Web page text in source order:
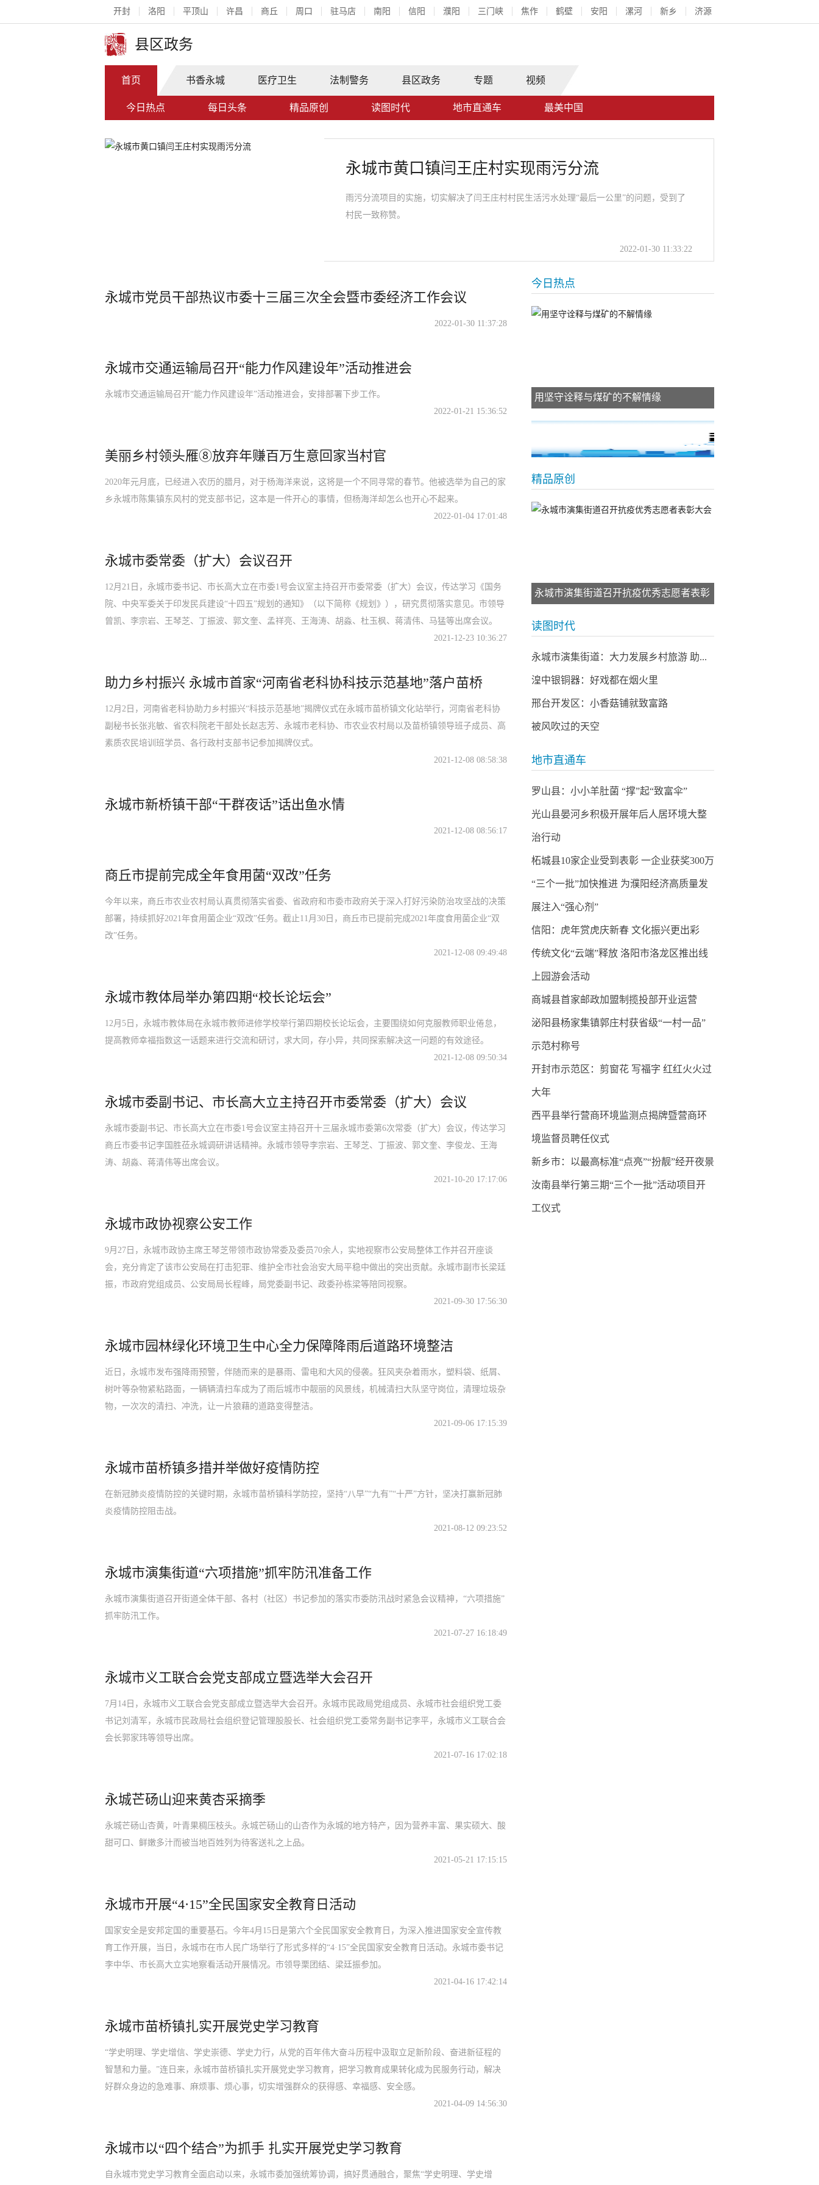
开封 洛阳 平顶山 许昌 商丘 周口 驻马店 南阳 信阳 濮阳 三门峡 焦作 鹤壁 安阳 漯河 新乡 济源
县区政务
首页 书香永城 医疗卫生 法制警务 县区政务 专题 视频
今日热点 每日头条 精品原创 读图时代 地市直通车 最美中国
永城市黄口镇闫王庄村实现雨污分流
雨污分流项目的实施，切实解决了闫王庄村村民生活污水处理“最后一公里”的问题，受到了
村民一致称赞。
2022-01-30 11:33:22
永城市党员干部热议市委十三届三次全会暨市委经济工作会议
2022-01-30 11:37:28
永城市交通运输局召开“能力作风建设年”活动推进会
永城市交通运输局召开“能力作风建设年”活动推进会，安排部署下步工作。
2022-01-21 15:36:52
美丽乡村领头雁⑧放弃年赚百万生意回家当村官
2020年元月底，已经进入农历的腊月，对于杨海洋来说，这将是一个不同寻常的春节。他被选举为自己的家
乡永城市陈集镇东风村的党支部书记，这本是一件开心的事情，但杨海洋却怎么也开心不起来。
2022-01-04 17:01:48
永城市委常委（扩大）会议召开
12月21日，永城市委书记、市长高大立在市委1号会议室主持召开市委常委（扩大）会议，传达学习《国务
院、中央军委关于印发民兵建设“十四五”规划的通知》（以下简称《规划》），研究贯彻落实意见。市领导
曾凯、李宗岩、王琴芝、丁振波、郭文奎、孟祥亮、王海涛、胡淼、杜玉枫、蒋清伟、马猛等出席会议。
2021-12-23 10:36:27
助力乡村振兴 永城市首家“河南省老科协科技示范基地”落户苗桥
12月2日，河南省老科协助力乡村振兴“科技示范基地”揭牌仪式在永城市苗桥镇文化站举行，河南省老科协
副秘书长张兆敏、省农科院老干部处长赵志芳、永城市老科协、市农业农村局以及苗桥镇领导班子成员、高
素质农民培训班学员、各行政村支部书记参加揭牌仪式。
2021-12-08 08:58:38
永城市新桥镇干部“干群夜话”话出鱼水情
2021-12-08 08:56:17
商丘市提前完成全年食用菌“双改”任务
今年以来，商丘市农业农村局认真贯彻落实省委、省政府和市委市政府关于深入打好污染防治攻坚战的决策
部署，持续抓好2021年食用菌企业“双改”任务。截止11月30日，商丘市已提前完成2021年度食用菌企业“双
改”任务。
2021-12-08 09:49:48
永城市教体局举办第四期“校长论坛会”
12月5日，永城市教体局在永城市教师进修学校举行第四期校长论坛会，主要围绕如何克服教师职业倦怠，
提高教师幸福指数这一话题来进行交流和研讨，求大同，存小异，共同探索解决这一问题的有效途径。
2021-12-08 09:50:34
永城市委副书记、市长高大立主持召开市委常委（扩大）会议
永城市委副书记、市长高大立在市委1号会议室主持召开十三届永城市委第6次常委（扩大）会议，传达学习
商丘市委书记李国胜莅永城调研讲话精神。永城市领导李宗岩、王琴芝、丁振波、郭文奎、李俊龙、王海
涛、胡淼、蒋清伟等出席会议。
2021-10-20 17:17:06
永城市政协视察公安工作
9月27日，永城市政协主席王琴芝带领市政协常委及委员70余人，实地视察市公安局整体工作并召开座谈
会，充分肯定了该市公安局在打击犯罪、维护全市社会治安大局平稳中做出的突出贡献。永城市副市长梁廷
振，市政府党组成员、公安局局长程峰，局党委副书记、政委孙栋梁等陪同视察。
2021-09-30 17:56:30
永城市园林绿化环境卫生中心全力保障降雨后道路环境整洁
近日，永城市发布强降雨预警，伴随而来的是暴雨、雷电和大风的侵袭。狂风夹杂着雨水，塑料袋、纸屑、
树叶等杂物紧粘路面，一辆辆清扫车成为了雨后城市中靓丽的风景线，机械清扫大队坚守岗位，清理垃圾杂
物，一次次的清扫、冲洗，让一片狼藉的道路变得整洁。
2021-09-06 17:15:39
永城市苗桥镇多措并举做好疫情防控
在新冠肺炎疫情防控的关键时期，永城市苗桥镇科学防控，坚持“八早”“九有”“十严”方针，坚决打赢新冠肺
炎疫情防控阻击战。
2021-08-12 09:23:52
永城市演集街道“六项措施”抓牢防汛准备工作
永城市演集街道召开街道全体干部、各村（社区）书记参加的落实市委防汛战时紧急会议精神，“六项措施”
抓牢防汛工作。
2021-07-27 16:18:49
永城市义工联合会党支部成立暨选举大会召开
7月14日，永城市义工联合会党支部成立暨选举大会召开。永城市民政局党组成员、永城市社会组织党工委
书记刘清军，永城市民政局社会组织登记管理股股长、社会组织党工委常务副书记李平，永城市义工联合会
会长郭家玮等领导出席。
2021-07-16 17:02:18
永城芒砀山迎来黄杏采摘季
永城芒砀山杏黄，叶青果稠压枝头。永城芒砀山的山杏作为永城的地方特产，因为营养丰富、果实硕大、酸
甜可口、鲜嫩多汁而被当地百姓列为待客送礼之上品。
2021-05-21 17:15:15
永城市开展“4·15”全民国家安全教育日活动
国家安全是安邦定国的重要基石。今年4月15日是第六个全民国家安全教育日，为深入推进国家安全宣传教
育工作开展，当日，永城市在市人民广场举行了形式多样的“4·15”全民国家安全教育日活动。永城市委书记
李中华、市长高大立实地察看活动开展情况。市领导栗团结、梁廷振参加。
2021-04-16 17:42:14
永城市苗桥镇扎实开展党史学习教育
“学史明理、学史增信、学史崇德、学史力行，从党的百年伟大奋斗历程中汲取立足新阶段、奋进新征程的
智慧和力量。”连日来，永城市苗桥镇扎实开展党史学习教育，把学习教育成果转化成为民服务行动，解决
好群众身边的急难事、麻烦事、烦心事，切实增强群众的获得感、幸福感、安全感。
2021-04-09 14:56:30
永城市以“四个结合”为抓手 扎实开展党史学习教育
自永城市党史学习教育全面启动以来，永城市委加强统筹协调，搞好贯通融合，聚焦“学史明理、学史增
今日热点
用坚守诠释与煤矿的不解情缘
精品原创
永城市演集街道召开抗疫优秀志愿者表彰
读图时代
永城市演集街道：大力发展乡村旅游 助...
湟中银铜器：好戏都在烟火里
邢台开发区：小香菇铺就致富路
被风吹过的天空
地市直通车
罗山县：小小羊肚菌 “撑”起“致富伞”
光山县晏河乡积极开展年后人居环境大整
治行动
柘城县10家企业受到表彰 一企业获奖300万
“三个一批”加快推进 为濮阳经济高质量发
展注入“强心剂”
信阳：虎年赏虎庆新春 文化振兴更出彩
传统文化“云端”释放 洛阳市洛龙区推出线
上园游会活动
商城县首家邮政加盟制揽投部开业运营
泌阳县杨家集镇郭庄村获省级“一村一品”
示范村称号
开封市示范区：剪窗花 写福字 红红火火过
大年
西平县举行营商环境监测点揭牌暨营商环
境监督员聘任仪式
新乡市：以最高标准“点亮”“扮靓”经开夜景
汝南县举行第三期“三个一批”活动项目开
工仪式